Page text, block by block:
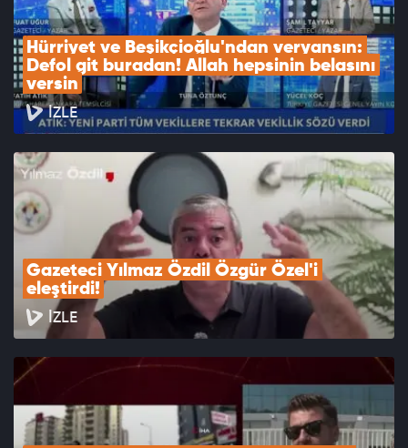
Hürriyet ve Beşikçioğlu'ndan veryansın:
Defol git buradan! Allah hepsinin belasını
versin
İZLE
Gazeteci Yılmaz Özdil Özgür Özel'i
eleştirdi!
İZLE